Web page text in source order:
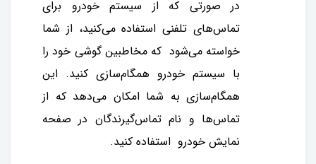
در صورتی که از سیستم خودرو برای
تماس‌های تلفنی استفاده می‌کنید، از شما
خواسته می‌شود که مخاطبین گوشی خود را
با سیستم خودرو همگام‌سازی کنید. این
همگام‌سازی به شما امکان می‌دهد که از
تماس‌ها و نام تماس‌گیرندگان در صفحه
نمایش خودرو استفاده کنید.